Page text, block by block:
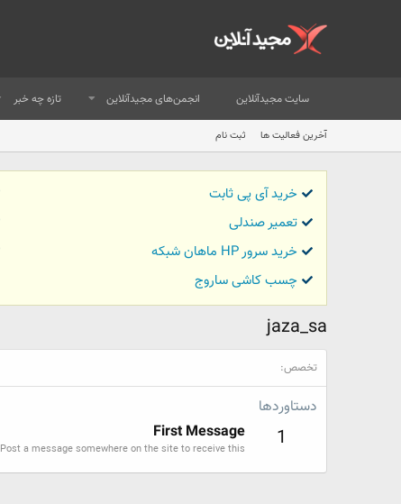
سایت مجیدآنلاین انجمن‌های مجیدآنلاین تازه چه خبر
آخرین فعالیت ها ثبت نام
خرید آی پی ثابت
تعمیر صندلی
خرید سرور HP ماهان شبکه
چسب کاشی ساروج
jaza_sa
تخصص
دستاوردها
1
First Message
Post a message somewhere on the site to receive this.